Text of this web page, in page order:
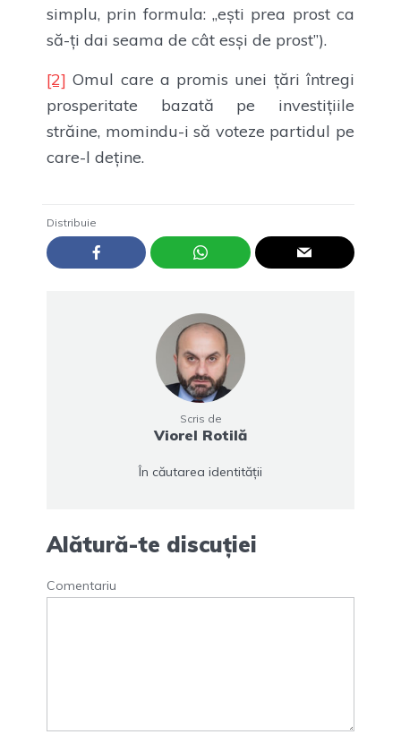
simplu, prin formula: „ești prea prost ca
să-ți dai seama de cât esși de prost”).
[2] Omul care a promis unei țări întregi
prosperitate bazată pe investițiile
străine, momindu-i să voteze partidul pe
care-l deține.
Distribuie
Scris de
Viorel Rotilă
În căutarea identității
Alătură-te discuției
Comentariu